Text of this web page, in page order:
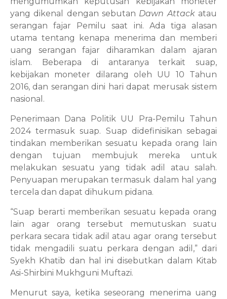
yang dikenal dengan sebutan Dawn Attackatau
serangan fajar Pemilu saat ini. Ada tiga alasan
utama tentang kenapa menerima dan memberi
uang serangan fajar diharamkan dalam ajaran
islam. Beberapa di antaranya terkait suap,
kebijakan moneter dilarang oleh UU 10 Tahun
2016, dan serangan dini hari dapat merusak sistem
nasional.
Penerimaan Dana Politik UU Pra-Pemilu Tahun
2024 termasuk suap. Suap didefinisikan sebagai
tindakan memberikan sesuatu kepada orang lain
dengan tujuan membujuk mereka untuk
melakukan sesuatu yang tidak adil atau salah.
Penyuapan merupakan termasuk dalam hal yang
tercela dan dapat dihukum pidana.
“Suap berarti memberikan sesuatu kepada orang
lain agar orang tersebut memutuskan suatu
perkara secara tidak adil atau agar orang tersebut
tidak mengadili suatu perkara dengan adil,” dari
Syekh Khatib dan hal ini disebutkan dalam Kitab
Asi-Shirbini Mukhguni Muftazi.
Menurut saya, ketika seseorang menerima uang